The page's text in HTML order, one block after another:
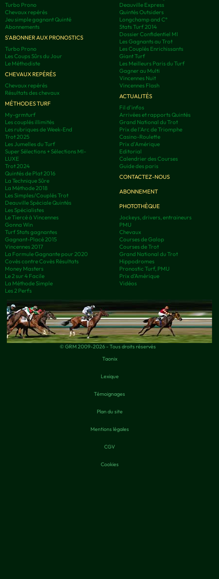
Turbo Prono
Chevaux repérés
Jeu simple gagnant Quinté
Abonnements
S'ABONNER AUX PRONOSTICS
Turbo Prono
Les Coups Sûrs du Jour
Le Méthodiste
CHEVAUX REPÉRÉS
Chevaux repérés
Résultats des chevaux
MÉTHODES TURF
My-grmturf
Les couplés illimités
Les rubriques de Week-End
Trot 2025
Les Jumelles du Turf
Super Sélections + Sélections MI-
LUXE
Trot 2024
Quintés de Plat 2016
La Technique Sûre
La Méthode 2018
Les Simples/Couplés Trot
Deauville Spéciale Quintés
Les Spécialistes
Le Tiercé à Vincennes
Gonna Win
Turf Stats gagnantes
Gagnant-Placé 2015
Vincennes 2017
La Formule Gagnante pour 2020
Covès contre Covès Résultats
Money Masters
Le 2 sur 4 Facile
La Méthode Simple
Les 2 Perfs
Deauville Express
Quintés Outsiders
Longchamp and C°
Stats Turf 2014
Dossier Confidentiel MI
Les Gagnants au Trot
Les Couplés Enrichissants
Giant Turf
Les Meilleurs Paris du Turf
Gagner au Multi
Vincennes Nuit
Vincennes Flash
ACTUALITÉS
Fil d'infos
Arrivées et rapports Quintés
Grand National du Trot
Prix de l'Arc de Triomphe
Casino-Roulette
Prix d'Amérique
Editorial
Calendrier des Courses
Guide des paris
CONTACTEZ-NOUS
ABONNEMENT
PHOTOTHÈQUE
Jockeys, drivers, entraineurs
PMU
Chevaux
Courses de Galop
Courses de Trot
Grand National du Trot
Hippodromes
Pronostic Turf, PMU
Prix d’Amérique
Vidéos
© GRM 2009-2026 - Tous droits réservés
Taonix
Lexique
Témoignages
Plan du site
Mentions légales
CGV
Cookies